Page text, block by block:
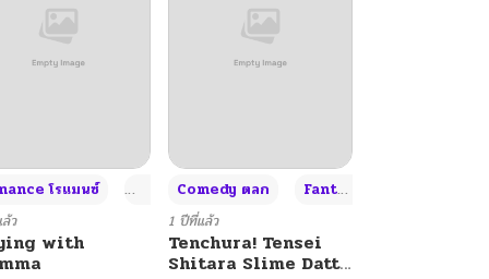
+4
โรแมนซ์ Adult ผู้ใหญ่ +4
ว
with
Comedy ตลก Fantasy แฟนตาซี
1 ปีที่แล้ว
Tenchura! Tensei
Shitara Slime Datta